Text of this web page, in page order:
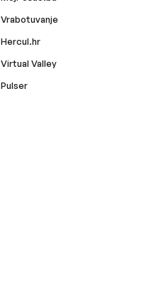
Vrabotuvanje
Hercul.hr
Virtual Valley
Pulser